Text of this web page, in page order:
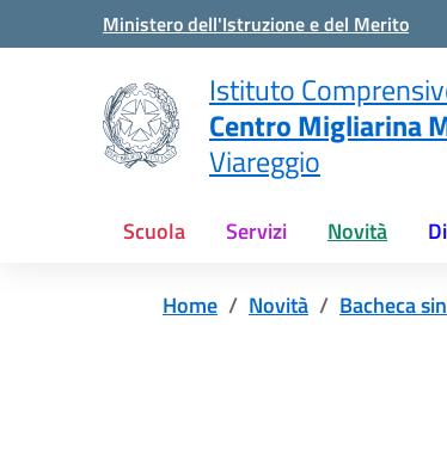
Vai ai contenuti
Vai al menu di navigazione
Ministero dell'Istruzione e del Merito
Istituto
Centro Migliarina
Viareggio
Scuola Servizi Novità
Home Novità Bacheca